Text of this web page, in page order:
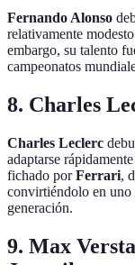
Fernando Alonso
relativamente
embargo, su talento
campeonatos
8. Charles
Charles Leclerc
adaptarse
fichado porFerrari,
convirtiéndolo en uno
generación.
9. Max